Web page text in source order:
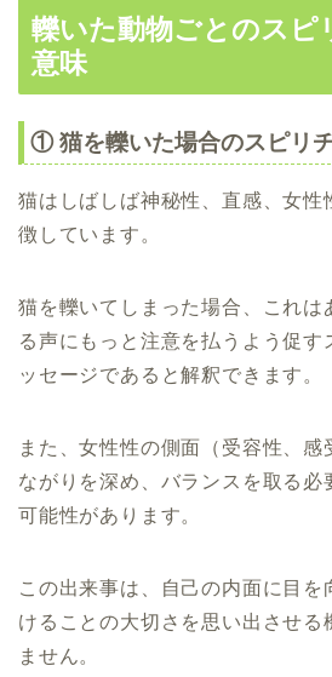
轢いた動物ごとのスピ
意味
① 猫を轢いた場合のスピリ
猫はしばしば神秘性、直感、女性
徴しています。
猫を轢いてしまった場合、これは
る声にもっと注意を払うよう促す
ッセージであると解釈できます。
また、女性性の側面（受容性、感
ながりを深め、バランスを取る必
可能性があります。
この出来事は、自己の内面に目を
けることの大切さを思い出させる
ません。